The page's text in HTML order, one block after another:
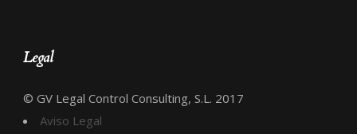
Legal
© GV Legal Control Consulting, S.L. 2017
Aviso Legal